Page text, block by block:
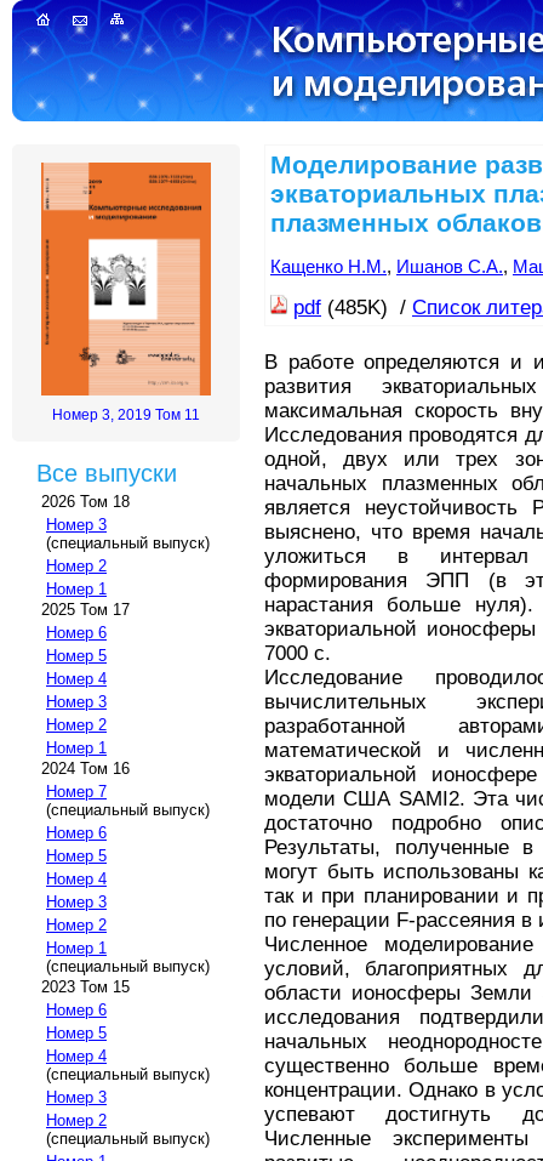
Номер 3, 2019 Том 11
Все выпуски
2026 Том 18
Номер 3
(специальный выпуск)
Номер 2
Номер 1
2025 Том 17
Номер 6
Номер 5
Номер 4
Номер 3
Номер 2
Номер 1
2024 Том 16
Номер 7
(специальный выпуск)
Номер 6
Номер 5
Номер 4
Номер 3
Номер 2
Номер 1
(специальный выпуск)
2023 Том 15
Номер 6
Номер 5
Номер 4
(специальный выпуск)
Номер 3
Номер 2
(специальный выпуск)
Моделирование
экваториальных
плазменных облаков
Кащенко Н.М., Ишанов С.А.,
pdf (485K) / Список
В работе определяются и
развития
максимальная скорость
Исследования проводятся
одной, двух или трех
начальных плазменных
является
выяснено, что время
уложиться в
формирования ЭПП (в
нарастания больше
экваториальной
7000 с.
Исследование
вычислительных
разработанной
математической и
экваториальной
модели США SAMI2. Эта
достаточно подробно
Результаты, полученные
могут быть использованы
так и при планировании и
по генерации F-рассеяния
Численное
условий, благоприятных
области ионосферы
исследования
начальных
существенно больше
концентрации. Однако в
успевают достигнуть
Численные